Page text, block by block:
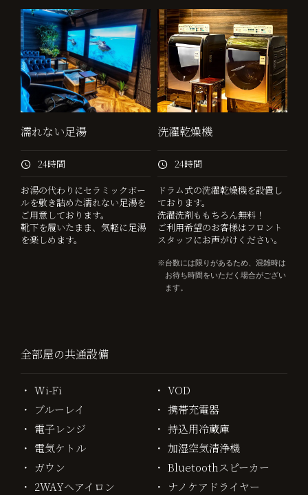
濡れない足湯
24時間
お湯の代わりにセラミックボー
ルを敷き詰めた濡れない足湯を
ご用意しております。
靴下を履いたまま、気軽に足湯
を楽しめます。
洗濯乾燥機
24時間
ドラム式の洗濯乾燥機を設置し
ております。
洗濯洗剤ももちろん無料！
ご利用希望のお客様はフロント
スタッフにお声がけください。
台数には限りがあるため、混雑時は
お待ち時間をいただく場合がござい
ます。
全部屋の共通設備
Wi-Fi
VOD
ブルーレイ
携帯充電器
電子レンジ
持込用冷蔵庫
電気ケトル
加湿空気清浄機
ガウン
Bluetoothスピーカー
2WAYヘアイロン
ナノケアドライヤー